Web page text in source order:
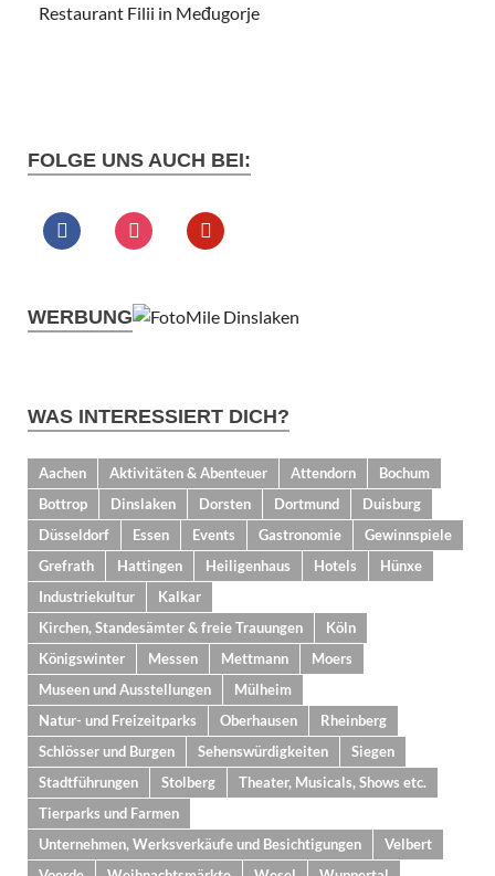
Restaurant Filii in Međugorje
FOLGE UNS AUCH BEI:
WERBUNG
WAS INTERESSIERT DICH?
Aachen Aktivitäten & Abenteuer Attendorn
Bochum
Bottrop
Dinslaken Dorsten Dortmund
Duisburg
Düsseldorf
Essen Events Gastronomie
Gewinnspiele
Grefrath
Hattingen Heiligenhaus Hotels
Hünxe
Industriekultur
Kalkar
Kirchen, Standesämter & freie Trauungen
Köln
Königswinter
Messen Mettmann
Moers
Museen und Ausstellungen
Mülheim
Natur- und Freizeitparks
Oberhausen
Rheinberg
Schlösser und Burgen
Sehenswürdigkeiten
Siegen
Stadtführungen
Stolberg
Theater, Musicals, Shows etc.
Tierparks und Farmen
Unternehmen, Werksverkäufe und Besichtigungen
Velbert